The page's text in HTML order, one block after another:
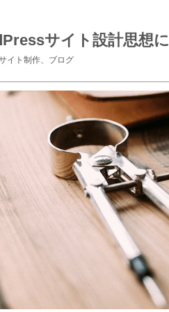
サイト設計思想
イト制作、 ブログ